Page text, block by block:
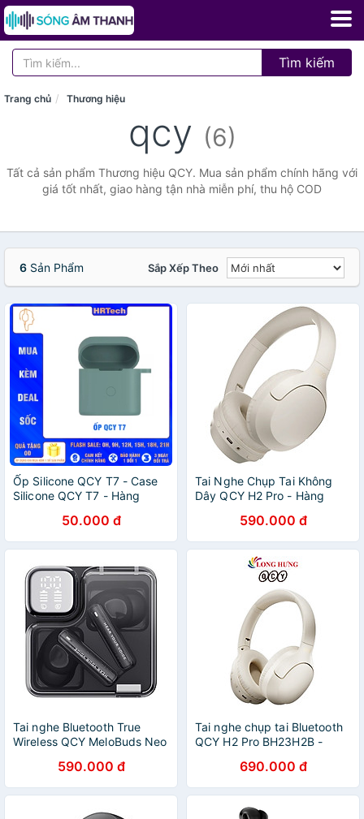
Tìm kiếm
Trang chủ Thương hiệu
qcy (6)
Tất cả sản phẩm Thương hiệu QCY. Mua sản phẩm chính hãng với
giá tốt nhất, giao hàng tận nhà miễn phí, thu hộ COD
6 Sản Phẩm Sắp Xếp Theo
Ốp Silicone QCY T7 - Case
Silicone QCY T7 - Hàng
50.000 đ
Tai Nghe Chụp Tai Không
Dây QCY H2 Pro - Hàng
590.000 đ
Tai nghe Bluetooth True
Wireless QCY MeloBuds Neo
590.000 đ
Tai nghe chụp tai Bluetooth
QCY H2 Pro BH23H2B -
690.000 đ